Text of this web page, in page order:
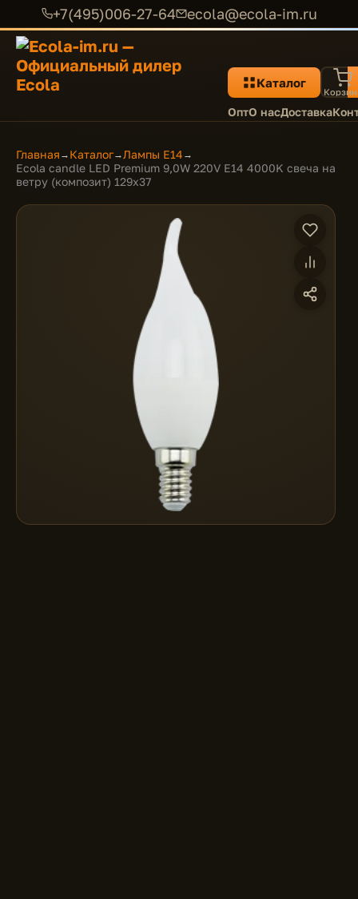
+7(495)006-27-64 ecola@ecola-im.ru
Каталог
ОптО насДоставка
Главная → Каталог→Лампы E14 →
Ecola candle LED Premium 9,0W 220V E14 4000K свеча на
ветру (композит) 129x37